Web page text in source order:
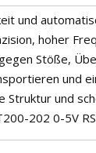
und
hoher
Stöße,
und
Struktur und